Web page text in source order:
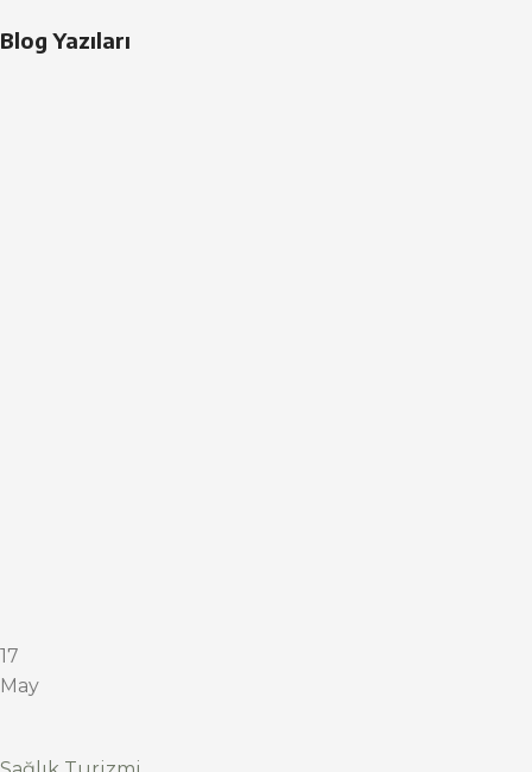
Blog Yazıları
17
May